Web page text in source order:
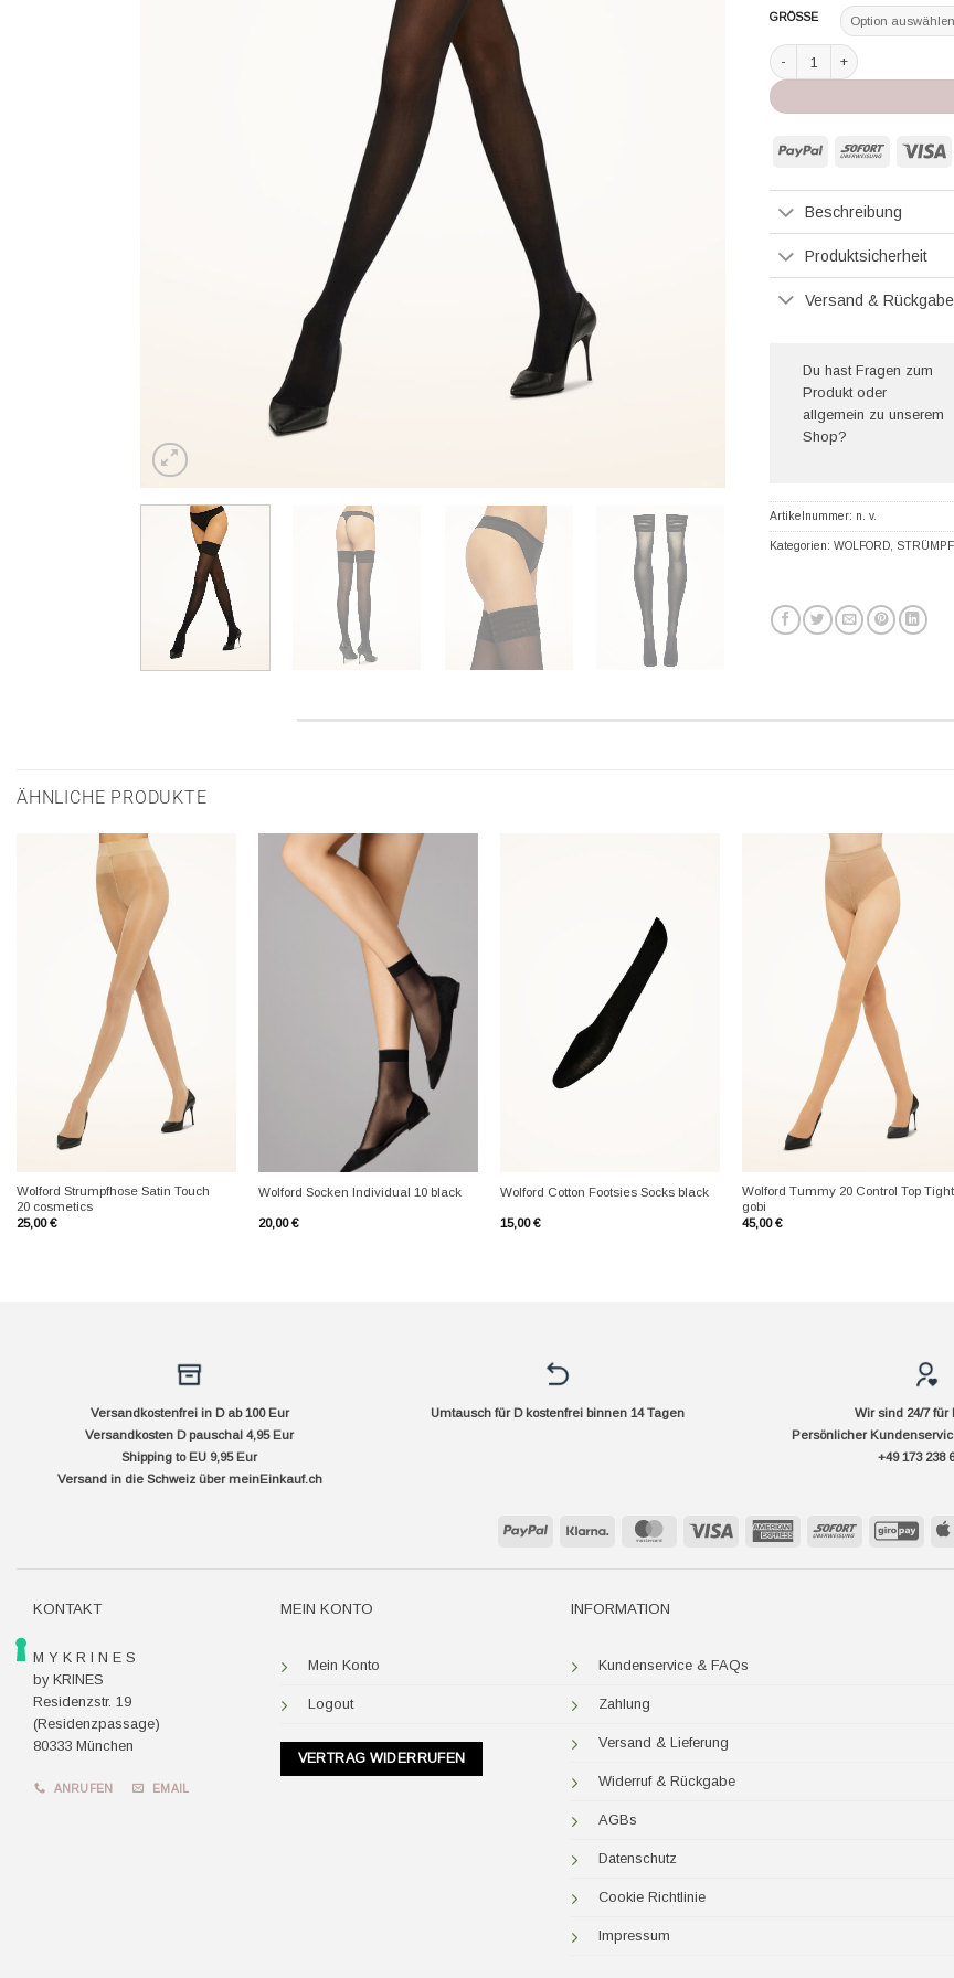
GRÖSSE
Wolford Strumpfhose Velvet de
PayPal Sofort
Beschreibung
Produktsicherheit
Versand & Rückgabe
Du hast Fragen zum
Produkt oder
allgemein zu unserem
Shop?
Artikelnummer: n. v.
Kategorien: WOLFORD
ÄHNLICHE PRODUKTE
Wolford Strumpfhose Satin Touch
20 cosmetics
25,00€
Wolford Socken Individual 10 black
20,00€
Wolford Cotton Footsies Socks black
15,00€
Wolford Tummy 20 Control Top
gobi
45,00€
Versandkostenfrei in D ab 100 Eur
Versandkosten D pauschal 4,95 Eur
Shipping to EU 9,95 Eur
Versand in die Schweiz über meinEinkauf.ch
Umtausch für D kostenfrei binnen 14 Tagen
Wir sind 24/7 für
Persönlicher
+49 173 238
PayPal Klarna MasterCard Visa
AmericanSofort
KONTAKT
M Y K R I N E S
by KRINES
Residenzstr. 19
(Residenzpassage)
80333 München
ANRUFEN EMAIL
MEIN KONTO
Mein Konto
Logout
VERTRAG WIDERRUFEN
INFORMATION
Kundenservice & FAQs
Zahlung
Versand & Lieferung
Widerruf & Rückgabe
AGBs
Datenschutz
Cookie Richtlinie
Impressum